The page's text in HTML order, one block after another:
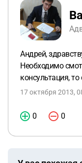
Андрей,
Необходимо
консультация,
17 октября 2013,
0 0